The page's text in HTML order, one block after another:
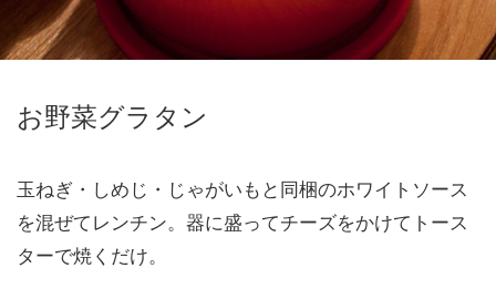
お野菜グラタン
玉ねぎ・しめじ・じゃがいもと同梱のホワイトソース
を混ぜてレンチン。器に盛ってチーズをかけてトース
ターで焼くだけ。